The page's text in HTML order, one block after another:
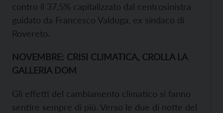
contro il 37,5% capitalizzato dal centrosinistra
guidato da Francesco Valduga, ex sindaco di
Rovereto.
NOVEMBRE: CRISI CLIMATICA, CROLLA LA
GALLERIA DOM
Gli effetti del cambiamento climatico si fanno
sentire sempre di più. Verso le due di notte del